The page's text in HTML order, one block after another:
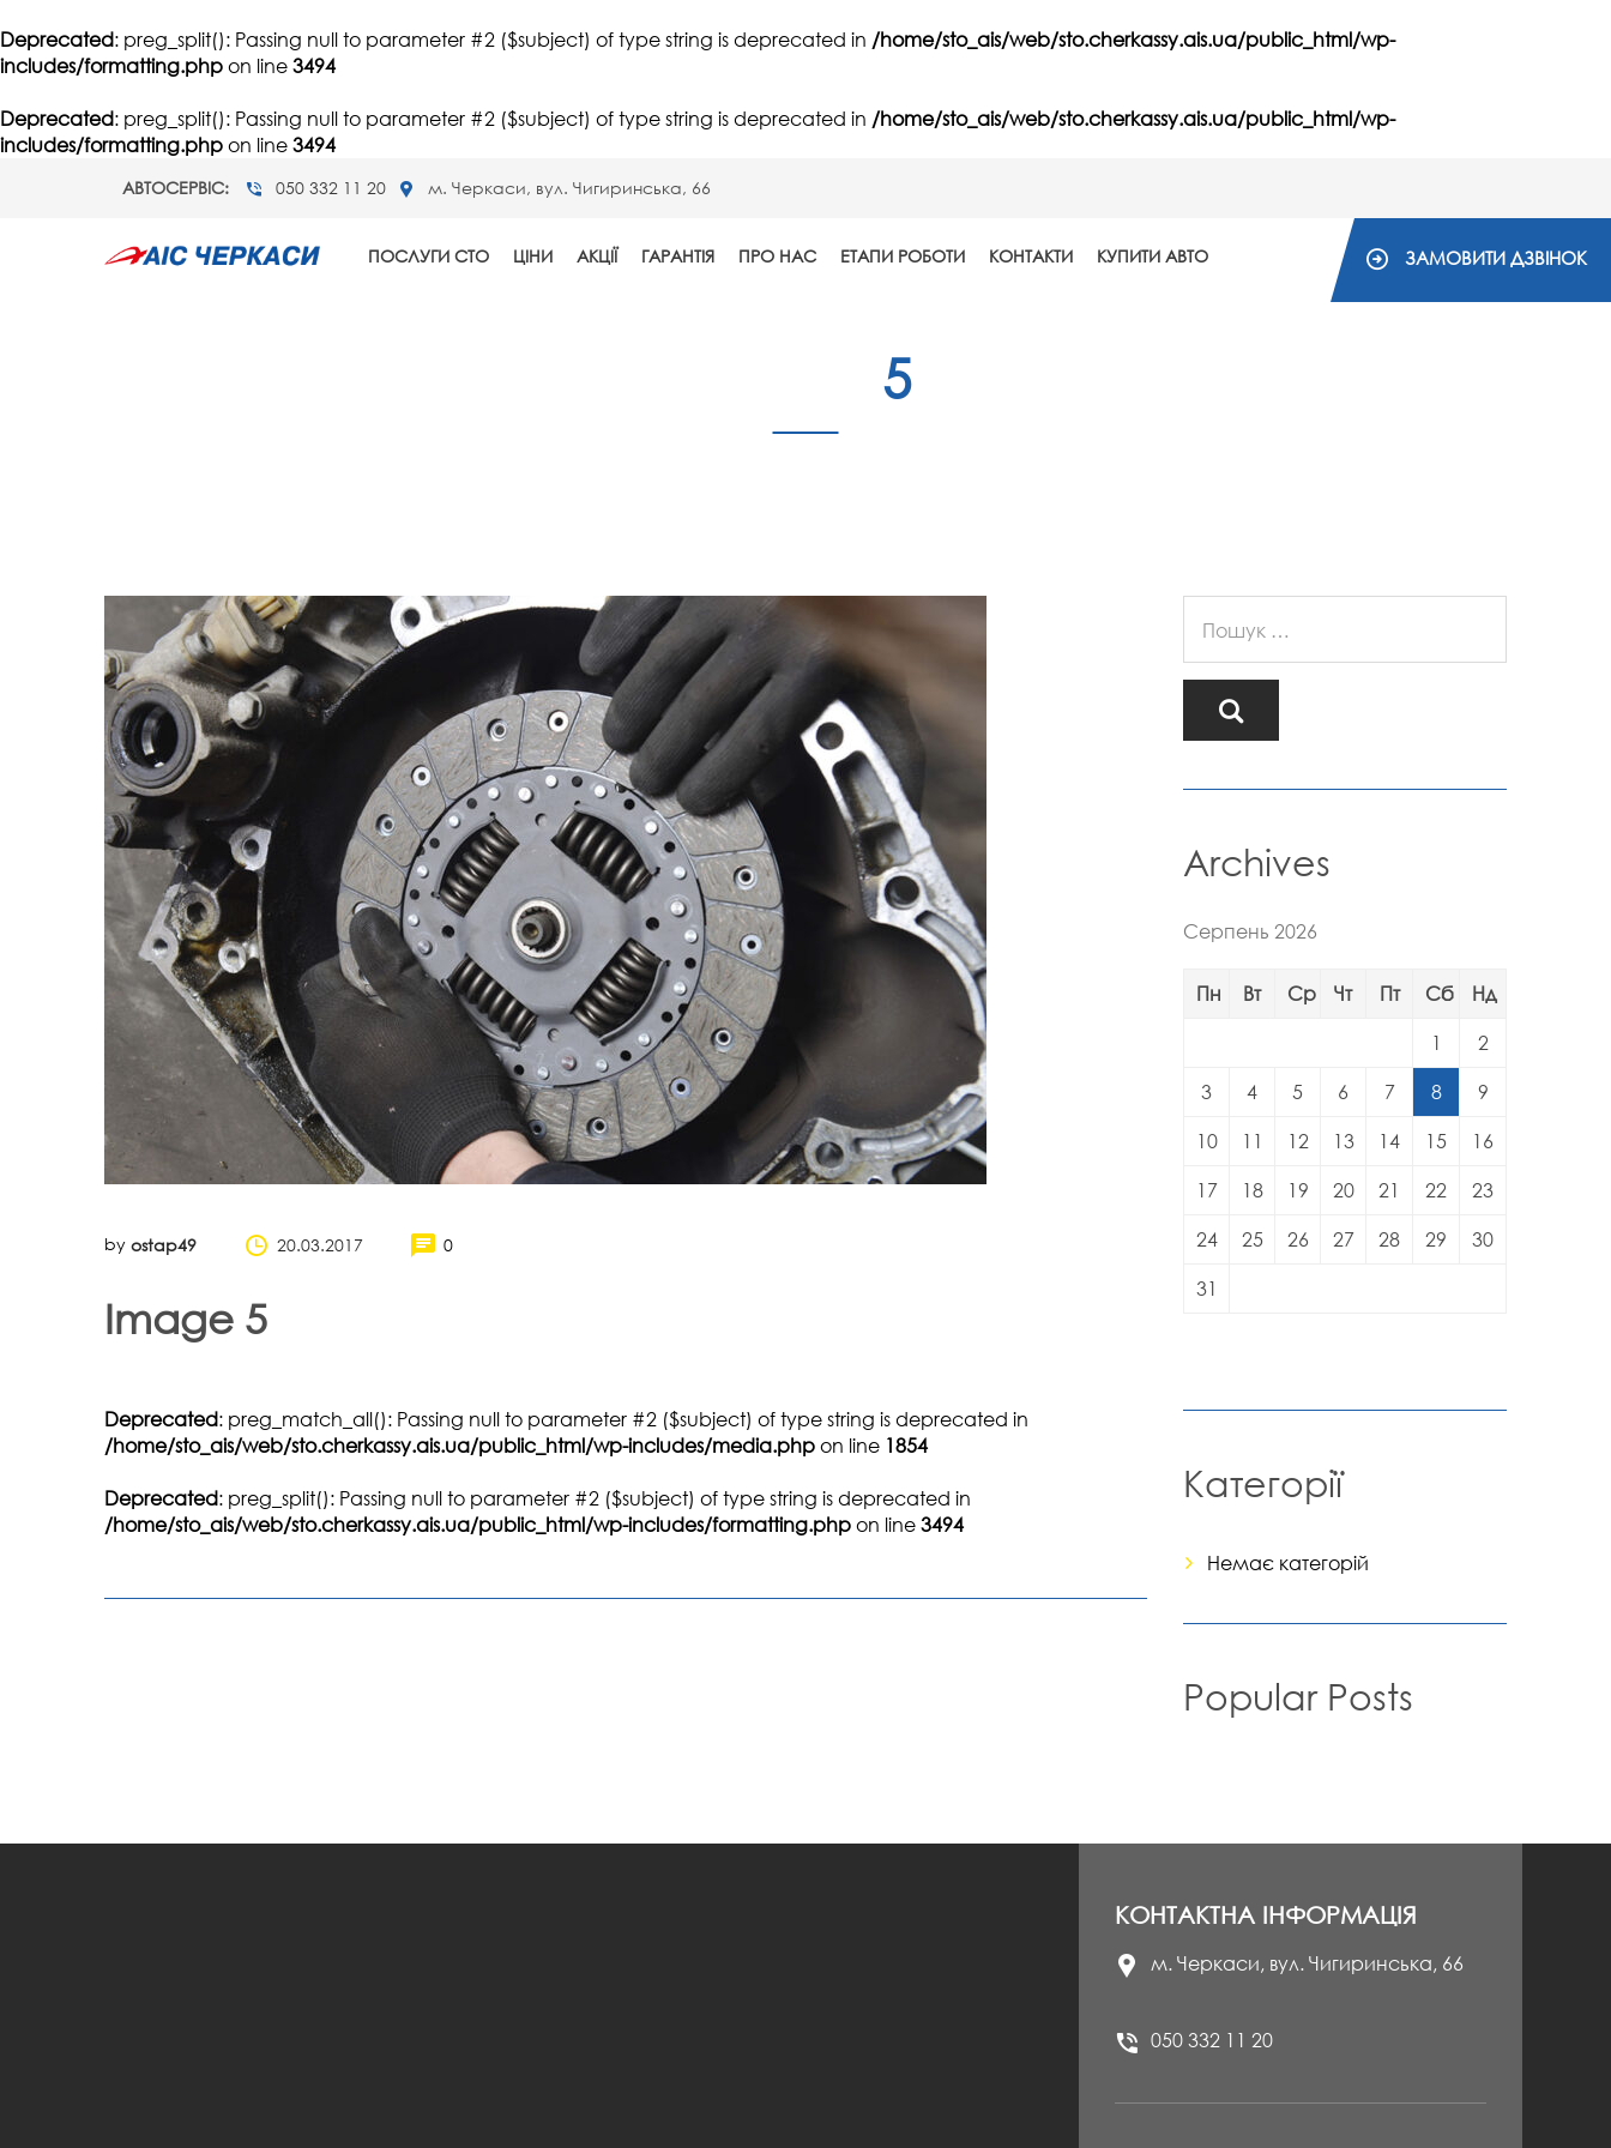
Deprecated: preg_split(): Passing null to parameter #2 ($subject) of type string is deprecated in /home/sto_ais/web/sto.cherkassy.ais.ua/public_html/wp-
includes/formatting.php on line 3494
Deprecated: preg_split(): Passing null to parameter #2 ($subject) of type string is deprecated in /home/sto_ais/web/sto.cherkassy.ais.ua/public_html/wp-
includes/formatting.php on line 3494
АВТОСЕРВІС: 050 332 11 20 м. Черкаси, вул. Чигиринська, 66
ПОСЛУГИ СТО ЦІНИ АКЦІЇ ГАРАНТІЯ ПРО НАС ЕТАПИ РОБОТИ КОНТАКТИ КУПИТИ АВТО ЗАМОВИТИ ДЗВІНОК
5
by ostap49 20.03.2017 0
Image 5
Deprecated: preg_match_all(): Passing null to parameter #2 ($subject) of type string is deprecated in
/home/sto_ais/web/sto.cherkassy.ais.ua/public_html/wp-includes/media.php on line 1854
Deprecated: preg_split(): Passing null to parameter #2 ($subject) of type string is deprecated in
/home/sto_ais/web/sto.cherkassy.ais.ua/public_html/wp-includes/formatting.php on line 3494
Archives
Серпень 2026
Пн Вт Ср Чт Пт Сб Нд
1 2
3 4 5 6 7 8 9
10 11 12 13 14 15 16
17 18 19 20 21 22 23
24 25 26 27 28 29 30
31
Категорії
Немає категорій
Popular Posts
КОНТАКТНА ІНФОРМАЦІЯ
м. Черкаси, вул. Чигиринська, 66
050 332 11 20